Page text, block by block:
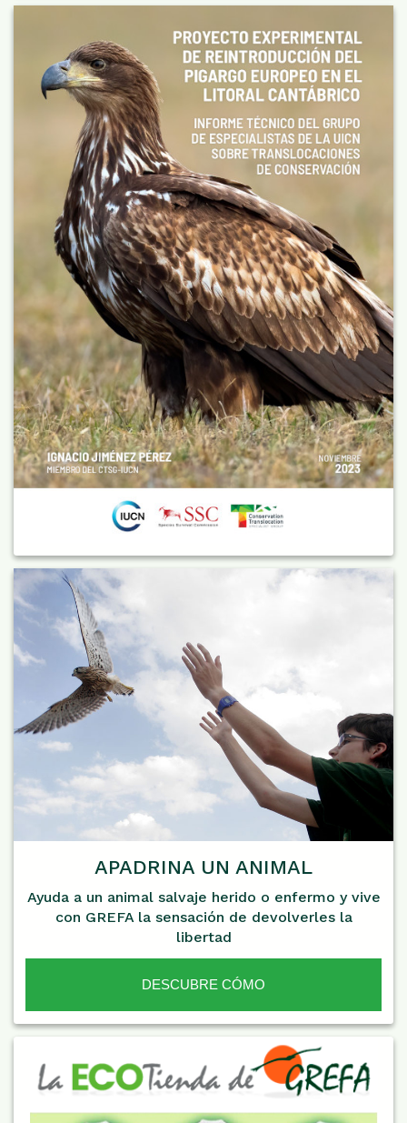
APADRINA UN ANIMAL
Ayuda a un animal salvaje herido o enfermo y vive
con GREFA la sensación de devolverles la
libertad
DESCUBRE CÓMO